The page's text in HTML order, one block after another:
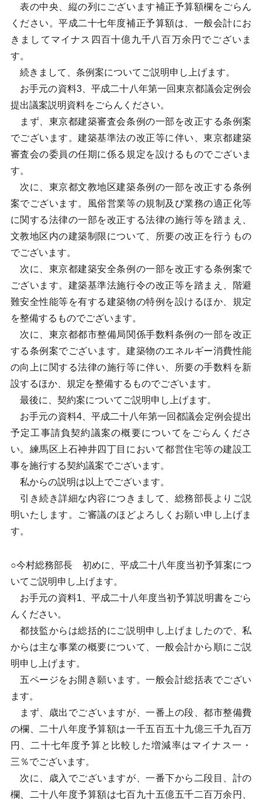
表の中央、縦の列にございます補正予算額欄をごらん
ください。平成二十七年度補正予算額は、一般会計にお
きましてマイナス四百十億九千八百万余円でございま
す。
続きまして、条例案についてご説明申し上げます。
お手元の資料3、平成二十八年第一回東京都議会定例会
提出議案説明資料をごらんください。
まず、東京都建築審査会条例の一部を改正する条例案
でございます。建築基準法の改正等に伴い、東京都建築
審査会の委員の任期に係る規定を設けるものでございま
す。
次に、東京都文教地区建築条例の一部を改正する条例
案でございます。風俗営業等の規制及び業務の適正化等
に関する法律の一部を改正する法律の施行等を踏まえ、
文教地区内の建築制限について、所要の改正を行うもの
でございます。
次に、東京都建築安全条例の一部を改正する条例案で
ございます。建築基準法施行令の改正等を踏まえ、階避
難安全性能等を有する建築物の特例を設けるほか、規定
を整備するものでございます。
次に、東京都都市整備局関係手数料条例の一部を改正
する条例案でございます。建築物のエネルギー消費性能
の向上に関する法律の施行等に伴い、所要の手数料を新
設するほか、規定を整備するものでございます。
最後に、契約案についてご説明申し上げます。
お手元の資料4、平成二十八年第一回都議会定例会提出
予定工事請負契約議案の概要についてをごらんくださ
い。練馬区上石神井四丁目において都営住宅等の建設工
事を施行する契約議案でございます。
私からの説明は以上でございます。
引き続き詳細な内容につきまして、総務部長よりご説
明いたします。ご審議のほどよろしくお願い申し上げま
す。
○今村総務部長 初めに、平成二十八年度当初予算案につ
いてご説明申し上げます。
お手元の資料1、平成二十八年度当初予算説明書をごら
んください。
都技監からは総括的にご説明申し上げましたので、私
からは主な事業の概要について、一般会計から順にご説
明申し上げます。
五ページをお開き願います。一般会計総括表でござい
ます。
まず、歳出でございますが、一番上の段、都市整備費
の欄、二十八年度予算額は一千五百五十九億三千九百万
円、二十七年度予算と比較した増減率はマイナス一・
三％でございます。
次に、歳入でございますが、一番下から二段目、計の
欄、二十八年度予算額は七百九十五億五千二百万余円、